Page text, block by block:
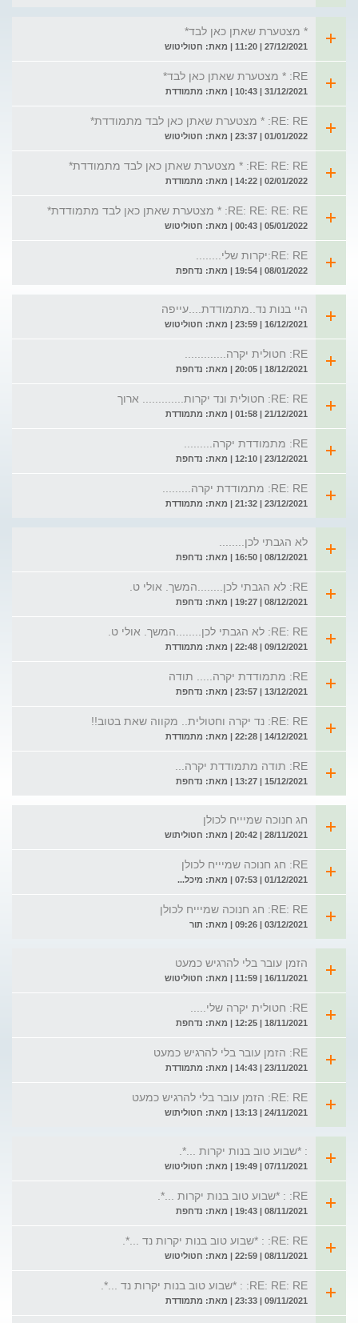
* מצטערת שאתן כאן לבד*
27/12/2021 | 11:20 | מאת: חטוליטוש
RE: * מצטערת שאתן כאן לבד*
31/12/2021 | 10:43 | מאת: מתמודדת
RE: RE: * מצטערת שאתן כאן לבד מתמודדת*
01/01/2022 | 23:37 | מאת: חטוליטוש
RE: RE: RE: * מצטערת שאתן כאן לבד מתמודדת*
02/01/2022 | 14:22 | מאת: מתמודדת
RE: RE: RE: RE: * מצטערת שאתן כאן לבד מתמודדת*
05/01/2022 | 00:43 | מאת: חטוליטוש
RE: RE:יקרות שלי........
08/01/2022 | 19:54 | מאת: נדחפת
היי בנות נד..מתמודדת....עייפה
16/12/2021 | 23:59 | מאת: חטוליטוש
RE: חטולית יקרה.............
18/12/2021 | 20:05 | מאת: נדחפת
RE: RE: חטולית ונד יקרות............. ארוך
21/12/2021 | 01:58 | מאת: מתמודדת
RE: מתמודדת יקרה.........
23/12/2021 | 12:10 | מאת: נדחפת
RE: RE: מתמודדת יקרה.........
23/12/2021 | 21:32 | מאת: מתמודדת
לא הגבתי לכן........
08/12/2021 | 16:50 | מאת: נדחפת
RE: לא הגבתי לכן........המשך. אולי ט.
08/12/2021 | 19:27 | מאת: נדחפת
RE: RE: לא הגבתי לכן........המשך. אולי ט.
09/12/2021 | 22:48 | מאת: מתמודדת
RE: מתמודדת יקרה..... תודה
13/12/2021 | 23:57 | מאת: נדחפת
RE: RE: נד יקרה וחטולית.. מקווה שאת בטוב!!
14/12/2021 | 22:28 | מאת: מתמודדת
RE: תודה מתמודדת יקרה...
15/12/2021 | 13:27 | מאת: נדחפת
חג חנוכה שמיייח לכולן
28/11/2021 | 20:42 | מאת: חטוליתוש
RE: חג חנוכה שמיייח לכולן
01/12/2021 | 07:53 | מאת: מיכל...
RE: RE: חג חנוכה שמיייח לכולן
03/12/2021 | 09:26 | מאת: תור
הזמן עובר בלי להרגיש כמעט
16/11/2021 | 11:59 | מאת: חטוליטוש
RE: חטולית יקרה שלי.....
18/11/2021 | 12:25 | מאת: נדחפת
RE: הזמן עובר בלי להרגיש כמעט
23/11/2021 | 14:43 | מאת: מתמודדת
RE: RE: הזמן עובר בלי להרגיש כמעט
24/11/2021 | 13:13 | מאת: חטוליתוש
: *שבוע טוב בנות יקרות ...*.
07/11/2021 | 19:49 | מאת: חטוליטוש
RE: : *שבוע טוב בנות יקרות ...*.
08/11/2021 | 19:43 | מאת: נדחפת
RE: RE: : *שבוע טוב בנות יקרות נד ...*.
08/11/2021 | 22:59 | מאת: חטוליטוש
RE: RE: RE: : *שבוע טוב בנות יקרות נד ...*.
09/11/2021 | 23:33 | מאת: מתמודדת